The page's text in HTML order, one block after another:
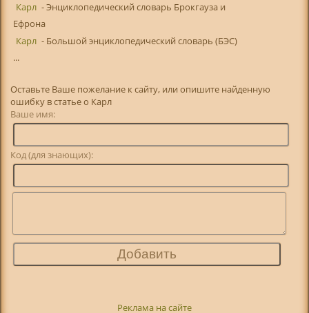
Карл - Энциклопедический словарь Брокгауза и
Ефрона
Карл - Большой энциклопедический словарь (БЭС)
...
Оставьте Ваше пожелание к сайту, или опишите найденную
ошибку в статье о Карл
Ваше имя:
Код (для знающих):
Реклама на сайте